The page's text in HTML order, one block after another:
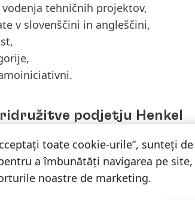
tehničnih projektov,
v slovenščini in angleščini,
podjetju Henkel
počutja s programi zdravja in
glede na spol, traja najmanj 8 tednov
s prostovoljnimi naložbami in
toate cookie-urile”, sunteți
a îmbunătăți navigarea pe
noastre de marketing.